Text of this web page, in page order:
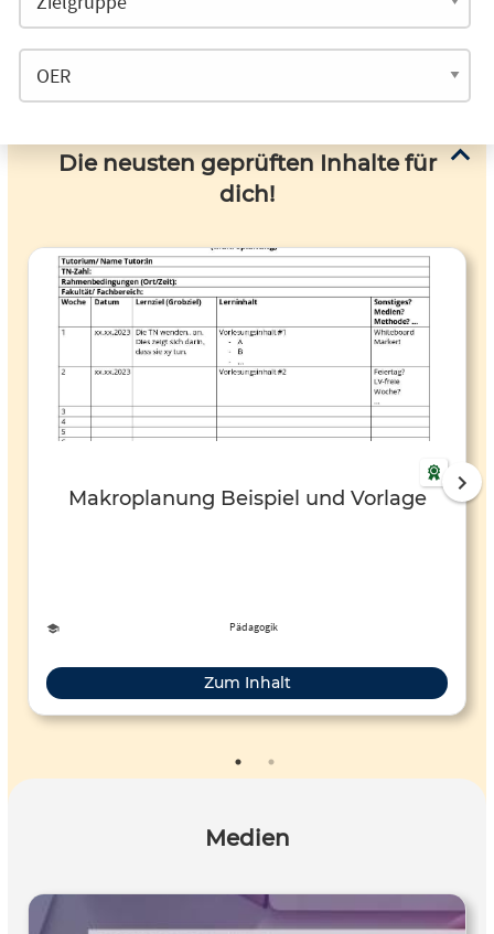
Die neusten geprüften Inhalte für
dich!
Makroplanung Beispiel und Vorlage
Pädagogik
Zum Inhalt
Medien